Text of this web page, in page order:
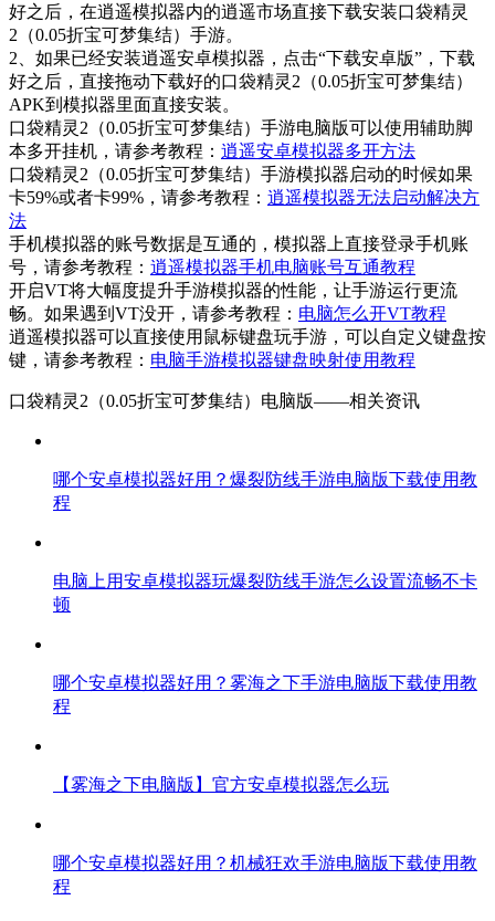
好之后，在逍遥模拟器内的逍遥市场直接下载安装口袋精灵
2（0.05折宝可梦集结）手游。
2、如果已经安装逍遥安卓模拟器，点击“下载安卓版”，下载
好之后，直接拖动下载好的口袋精灵2（0.05折宝可梦集结）
APK到模拟器里面直接安装。
口袋精灵2（0.05折宝可梦集结）手游电脑版可以使用辅助脚
本多开挂机，请参考教程： 逍遥安卓模拟器多开方法
口袋精灵2（0.05折宝可梦集结）手游模拟器启动的时候如果
卡59%或者卡99%，请参考教程： 逍遥模拟器无法启动解决方
法
手机模拟器的账号数据是互通的，模拟器上直接登录手机账
号，请参考教程： 逍遥模拟器手机电脑账号互通教程
开启VT将大幅度提升手游模拟器的性能，让手游运行更流
畅。如果遇到VT没开，请参考教程： 电脑怎么开VT教程
逍遥模拟器可以直接使用鼠标键盘玩手游，可以自定义键盘按
键，请参考教程： 电脑手游模拟器键盘映射使用教程
口袋精灵2（0.05折宝可梦集结）电脑版——相关资讯
哪个安卓模拟器好用？爆裂防线手游电脑版下载使用教
程
电脑上用安卓模拟器玩爆裂防线手游怎么设置流畅不卡
顿
哪个安卓模拟器好用？雾海之下手游电脑版下载使用教
程
【雾海之下电脑版】官方安卓模拟器怎么玩
哪个安卓模拟器好用？机械狂欢手游电脑版下载使用教
程